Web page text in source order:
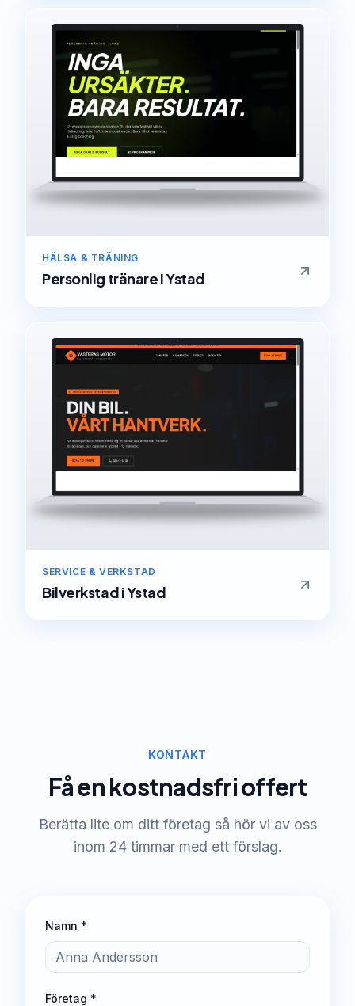
HÄLSA & TRÄNING
Personlig tränareiYstad
SERVICE & VERKSTAD
BilverkstadiYstad
KONTAKT
Få en kostnadsfri offert
Berätta lite om ditt företag så hör vi av oss
inom 24 timmar med ett förslag.
Namn *
Företag *